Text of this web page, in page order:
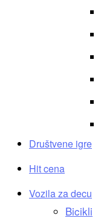
Društvene igre
Hit cena
Vozila za decu
Bicikli